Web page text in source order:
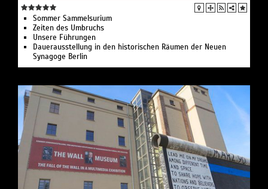
Sommer Sammelsurium
Zeiten des Umbruchs
Unsere Führungen
Dauerausstellung in den historischen Räumen der Neuen
Synagoge Berlin